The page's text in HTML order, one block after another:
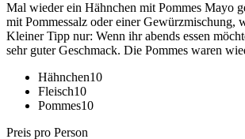
Mal wieder ein Hähnchen mit Pommes Mayo
mit Pommessalz oder einer Gewürzmischung,
Kleiner Tipp nur: Wenn ihr abends essen
sehr guter Geschmack. Die Pommes waren
Hähnchen10
Fleisch10
Pommes10
Preis pro Person